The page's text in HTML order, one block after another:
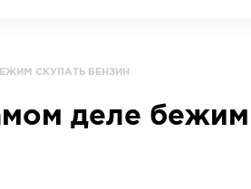
СКУПАТЬ БЕНЗИН
деле бежим